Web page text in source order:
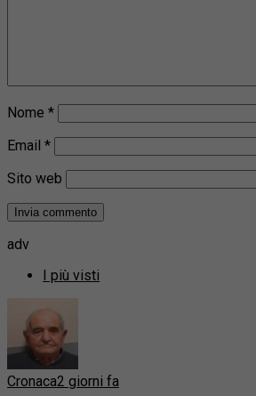
Nome *
Email *
Sito web
adv
I più visti
Cronaca2 giorni fa